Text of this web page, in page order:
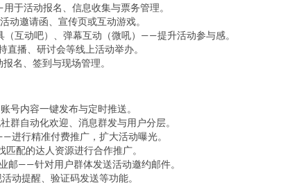
于活动报名、信息收集与票务管理。
邀请函、宣传页或互动游戏。
互动吧）、弹幕互动（微吼）——提升活动参与感。
播、研讨会等线上活动举办。
名、签到与现场管理。
内容一键发布与定时推送。
自动化欢迎、消息群发与用户分层。
进行精准付费推广，扩大活动曝光。
配的达人资源进行合作推广。
邮——针对用户群体发送活动邀约邮件。
动提醒、验证码发送等功能。